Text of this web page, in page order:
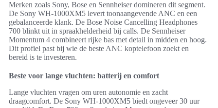
Merken zoals Sony, Bose en Sennheiser domineren dit segment.
De Sony WH-1000XM5 levert toonaangevende ANC en een
gebalanceerde klank. De Bose Noise Cancelling Headphones
700 blinkt uit in spraakhelderheid bij calls. De Sennheiser
Momentum 4 combineert rijke bas met detail in midden en hoog.
Dit profiel past bij wie de beste ANC koptelefoon zoekt en
bereid is te investeren.
Beste voor lange vluchten: batterij en comfort
Lange vluchten vragen om uren autonomie en zacht
draagcomfort. De Sony WH-1000XM5 biedt ongeveer 30 uur